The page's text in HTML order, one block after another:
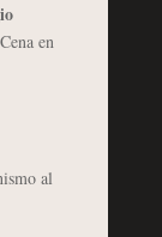
en
al